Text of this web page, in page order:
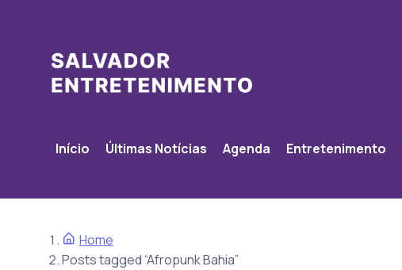
Início Últimas Notícias Agenda Entretenimento
Home
Posts tagged “Afropunk Bahia”